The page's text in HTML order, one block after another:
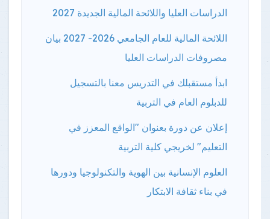
الدراسات العليا واللائحة المالية الجديدة 2027
اللائحة المالية للعام الجامعي 2026- 2027 بيان
مصروفات الدراسات العليا
ابدأ مستقبلك في التدريس معنا بالتسجيل
للدبلوم العام في التربية
إعلان عن دورة بعنوان "الواقع المعزز في
التعليم" لخريجي كلية التربية
العلوم الإنسانية بين الهوية والتكنولوجيا ودورها
في بناء ثقافة الابتكار